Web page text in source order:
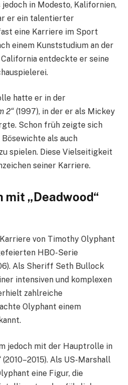
jedoch in Modesto, Kalifornien,
er ein talentierter
eine Karriere im Sport
einem Kunststudium an der
entdeckte er seine
hatte er in der
2“ (1997), in der er als Mickey
Schon früh zeigte sich
als auch
spielen. Diese Vielseitigkeit
seiner Karriere.
mit „Deadwood“
von Timothy Olyphant
HBO-Serie
Als Sheriff Seth Bullock
intensiven und komplexen
zahlreiche
Olyphant einem
jedoch mit der Hauptrolle in
(2010–2015). Als US-Marshall
eine Figur, die